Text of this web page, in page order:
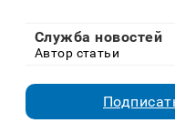
Служба новостей
Автор статьи